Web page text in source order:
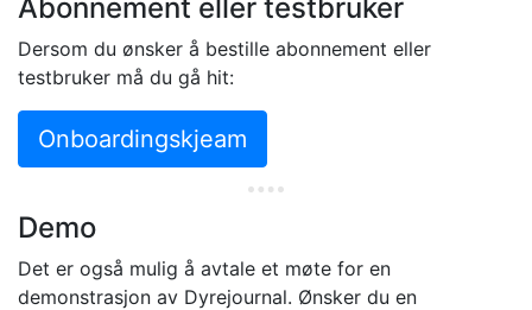
Abonnement eller testbruker
Dersom du ønsker å bestille abonnement eller
testbruker må du gå hit:
Onboardingskjeam
Demo
Det er også mulig å avtale et møte for en
demonstrasjon av Dyrejournal. Ønsker du en